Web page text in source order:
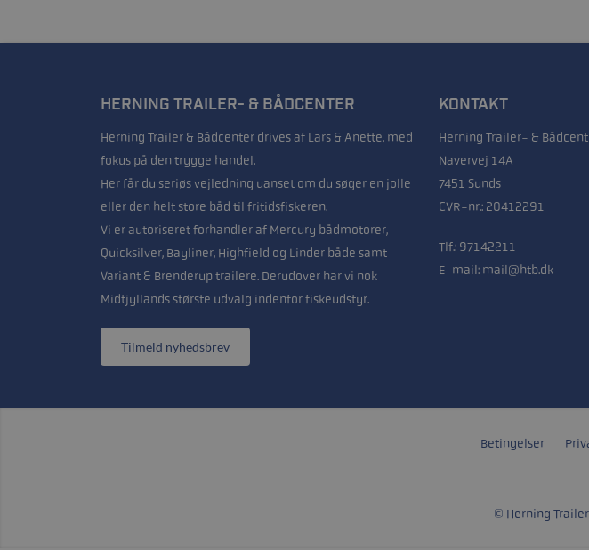
HERNING TRAILER- & BÅDCENTER
Herning Trailer & Bådcenter drives af Lars & Anette, med
fokus på den trygge handel.
Her får du seriøs vejledning uanset om du søger en jolle
eller den helt store båd til fritidsfiskeren.
Vi er autoriseret forhandler af Mercury bådmotorer,
Quicksilver, Bayliner, Highfield og Linder både samt
Variant & Brenderup trailere. Derudover har vi nok
Midtjyllands største udvalg indenfor fiskeudstyr.
Tilmeld nyhedsbrev
KONTAKT
Herning Trailer- &
Navervej 14A
7451 Sunds
CVR-nr.: 20412291
Tlf.: 97142211
E-mail: mail@htb.dk
Betingelser
© Herning